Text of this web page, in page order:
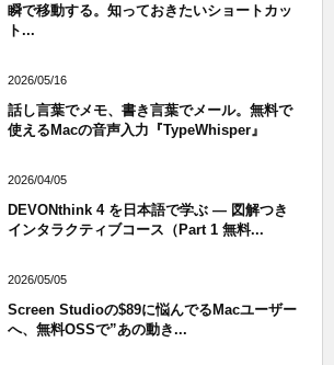
瞬で移動する。知っておきたいショートカッ
ト...
2026/05/16
話し言葉でメモ、書き言葉でメール。無料で
使えるMacの音声入力『TypeWhisper』
2026/04/05
DEVONthink 4 を日本語で学ぶ — 図解つき
インタラクティブコース（Part 1 無料...
2026/05/05
Screen Studioの$89に悩んでるMacユーザー
へ、無料OSSで”あの動き...